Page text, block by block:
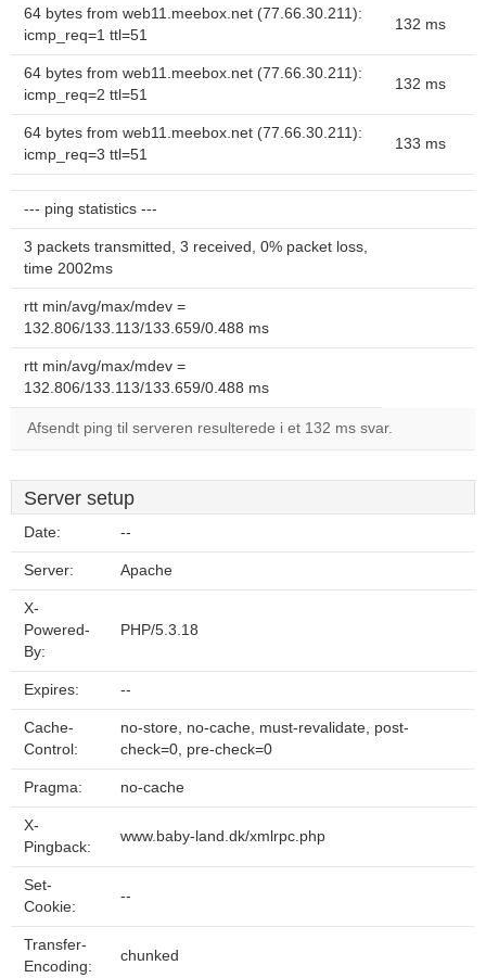
64 bytes from web11.meebox.net (77.66.30.211):
icmp_req=1 ttl=51
132 ms
64 bytes from web11.meebox.net (77.66.30.211):
icmp_req=2 ttl=51
132 ms
64 bytes from web11.meebox.net (77.66.30.211):
icmp_req=3 ttl=51
133 ms
--- ping statistics ---
3 packets transmitted, 3 received, 0% packet loss,
time 2002ms
rtt min/avg/max/mdev =
132.806/133.113/133.659/0.488 ms
rtt min/avg/max/mdev =
132.806/133.113/133.659/0.488 ms
Afsendt ping til serveren resulterede i et 132 ms svar.
Server setup
Date: --
Server: Apache
X-
Powered-
By:
PHP/5.3.18
Expires: --
Cache-
Control:
no-store, no-cache, must-revalidate, post-
check=0, pre-check=0
Pragma: no-cache
X-
Pingback:
www.baby-land.dk/xmlrpc.php
Set-
Cookie:
--
Transfer-
Encoding:
chunked